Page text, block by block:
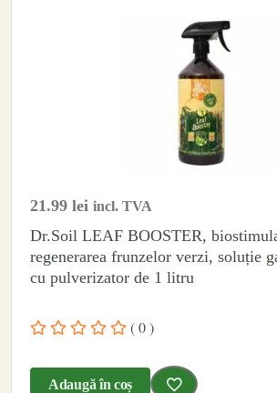
21.99 lei incl. TVA
Dr.Soil LEAF BOOSTER,
regenerarea frunzelor verzi, soluție
cu pulverizator de 1 litru
( 0 )
Adaugă în coș